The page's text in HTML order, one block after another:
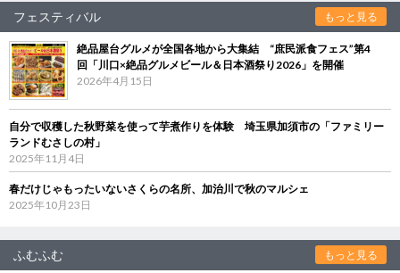
フェスティバル もっと見る
絶品屋台グルメが全国各地から大集結 “庶民派食フェス”第4
回「川口×絶品グルメビール＆日本酒祭り2026」を開催
2026年4月15日
自分で収穫した秋野菜を使って芋煮作りを体験 埼玉県加須市の「ファミリー
ランドむさしの村」
2025年11月4日
春だけじゃもったいないさくらの名所、加治川で秋のマルシェ
2025年10月23日
ふむふむ もっと見る